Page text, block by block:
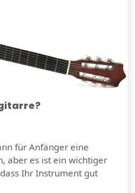
für Anfänger eine
aber es ist ein wichtiger
Ihr Instrument gut